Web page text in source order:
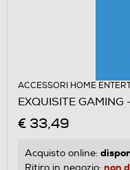
ACCESSORI HOME
EXQUISITE
€ 33,49
Acquisto online:
Ritiro in negozio: non